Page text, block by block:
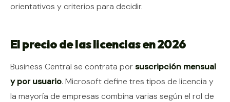
orientativos y criterios para decidir.
El precio de las licencias en 2026
Business Central se contrata porsuscripción mensual
y por usuario. Microsoft define tres tipos de licencia y
la mayoría de empresas combina varias según el rol de